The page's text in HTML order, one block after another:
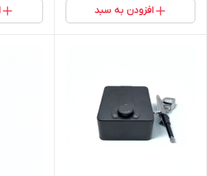
افزودن به سبد